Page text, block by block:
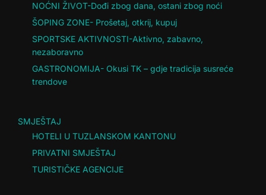
NOĆNI ŽIVOT-Dođi zbog dana, ostani zbog noći
ŠOPING ZONE- Prošetaj, otkrij, kupuj
SPORTSKE AKTIVNOSTI-Aktivno, zabavno,
nezaboravno
GASTRONOMIJA- Okusi TK – gdje tradicija susreće
trendove
SMJEŠTAJ
HOTELI U TUZLANSKOM KANTONU
PRIVATNI SMJEŠTAJ
TURISTIČKE AGENCIJE